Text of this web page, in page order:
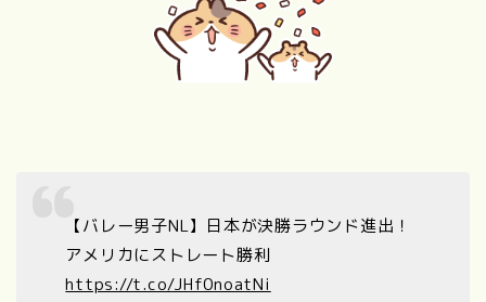
【バレー男子NL】日本が決勝ラウンド進出！
アメリカにストレート勝利
https://t.co/JHf0noatNi